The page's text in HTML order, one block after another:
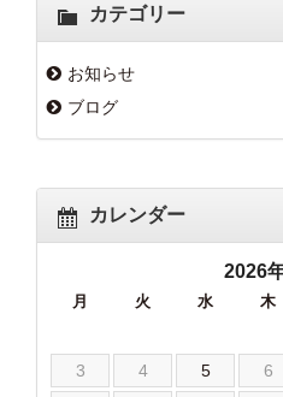
カテゴリー
お知らせ
ブログ
カレンダー
2026
月 火 水 木
3
4 5 6